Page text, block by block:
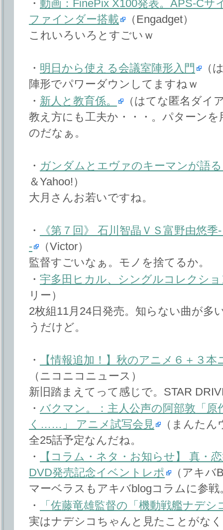
・ 動画：FinePix X100発表。APS-C
ファインダー搭載
（Engadget）
これいろいろとすごいｗ
・ 明日から使える会議室陣形入門
（
陣形でパワーダウンしてますねｗ
・ 新人と教育係。
（はてな匿名ダイ
教え方にも工夫か・・・。パターン
のだなぁ。
・ ガンダムとエヴァのキーマンが語
＆Yahoo!）
大月さんお若いですね。
・
《第７回》 石川智晶ＶＳ富野由悠
-
（Victor）
監督すごいなぁ。モノを捨てるか。
・ 宇多田ヒカル、シングルコレクシ
リー）
2枚組11月24日発売。知らない曲が多
うだけど。
・
【情報追加！】秋のアニメ６＋３
（ニコニコニュース）
新旧踏まえてって感じで。STAR
・ バクマン。：主人公声の阿部敦「原
く……」 アニメ試写会見
（まんた
全25話予定なんだね。
・
【コラム・ネタ・お知らせ】 真・
DVD発売記念イベントレポ
（アキバ
マーベラスもアキバblogコラムに参戦
・
「佐藤竜雄監督の「機動戦艦ナデシ
実はナデシコちゃんと見たことがな